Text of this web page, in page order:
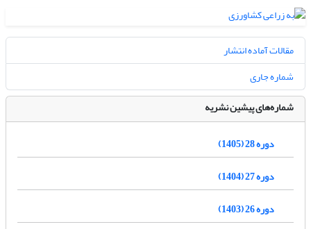
مقالات آماده انتشار
شماره جاری
شماره‌های پیشین نشریه
دوره 28 (1405)
دوره 27 (1404)
دوره 26 (1403)